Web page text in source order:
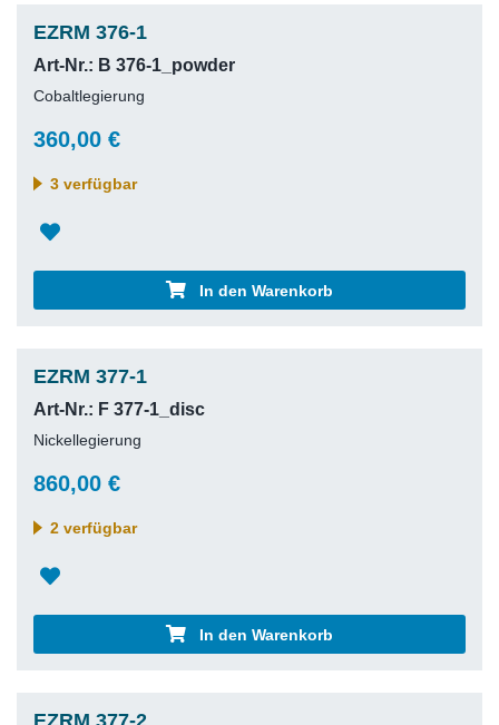
EZRM 376-1
Art-Nr.: B 376-1_powder
Cobaltlegierung
360,00 €
3 verfügbar
In den Warenkorb
EZRM 377-1
Art-Nr.: F 377-1_disc
Nickellegierung
860,00 €
2 verfügbar
In den Warenkorb
EZRM 377-2